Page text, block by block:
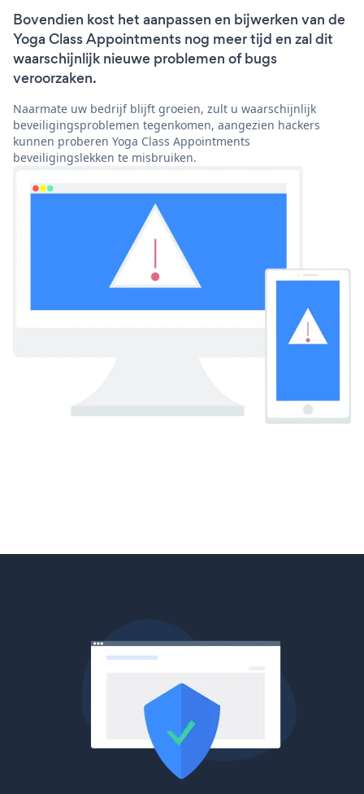
Bovendien kost het aanpassen en bijwerken van de
Yoga Class Appointments nog meer tijd en zal dit
waarschijnlijk nieuwe problemen of bugs
veroorzaken.
Naarmate uw bedrijf blijft groeien, zult u waarschijnlijk
beveiligingsproblemen tegenkomen, aangezien hackers
kunnen proberen Yoga Class Appointments
beveiligingslekken te misbruiken.